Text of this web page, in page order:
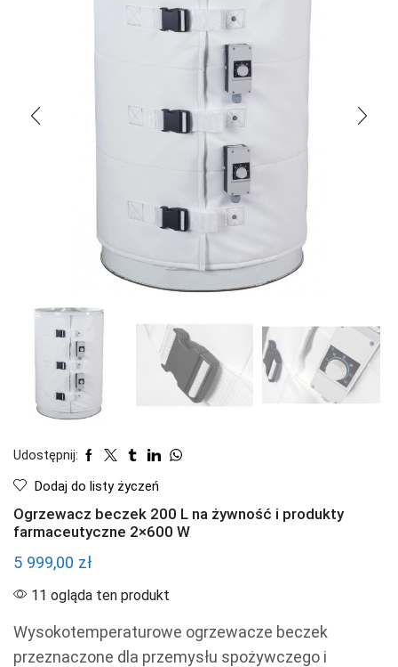
Udostępnij:
Dodaj do listy życzeń
Ogrzewacz beczek 200 L na żywność i produkty
farmaceutyczne 2×600 W
5 999,00 zł
11 ogląda ten produkt
Wysokotemperaturowe ogrzewacze beczek
przeznaczone dla przemysłu spożywczego i